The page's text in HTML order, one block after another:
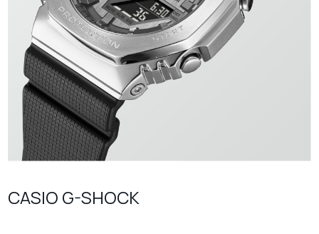
CASIO G-SHOCK